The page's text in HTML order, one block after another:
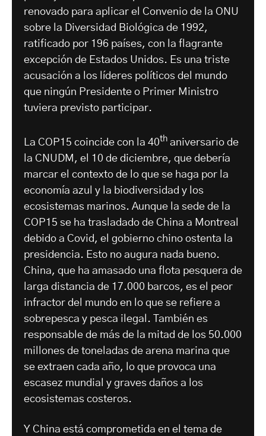
renovado para aplicar el Convenio de la ONU
sobre la Diversidad Biológica de 1992,
ratificado por 196 países, con la flagrante
excepción de Estados Unidos. Es una triste
acusación a los líderes políticos del mundo
que ningún Presidente o Primer Ministro
tuviera previsto participar.
La COP15 coincide con la 40th aniversario de
la CNUDM, el 10 de diciembre, que debería
marcar el contexto de lo que se haga por la
economía azul y la biodiversidad y los
ecosistemas marinos. Aunque la sede de la
COP15 se ha trasladado de China a Montreal
debido a Covid, el gobierno chino ostenta la
presidencia. Esto no augura nada bueno.
China, que ha amasado una flota pesquera de
larga distancia de 17.000 barcos, es el peor
infractor del mundo en lo que se refiere a
sobrepesca y pesca ilegal. También es
responsable de más de la mitad de los 50.000
millones de toneladas de arena marina que
se extraen cada año, lo que provoca una
escasez mundial y graves daños a los
ecosistemas costeros.
Y China está comprometida en el tema de